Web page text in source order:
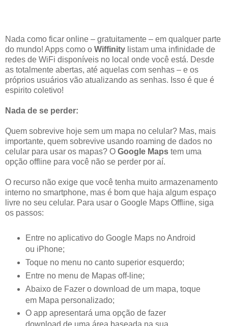
Nada como ficar online – gratuitamente – em qualquer parte
do mundo! Apps como o Wiffinity listam uma infinidade de
redes de WiFi disponíveis no local onde você está. Desde
as totalmente abertas, até aquelas com senhas – e os
próprios usuários vão atualizando as senhas. Isso é que é
espirito coletivo!
Nada de se perder:
Quem sobrevive hoje sem um mapa no celular? Mas, mais
importante, quem sobrevive usando roaming de dados no
celular para usar os mapas? O Google Maps tem uma
opção offline para você não se perder por aí.
O recurso não exige que você tenha muito armazenamento
interno no smartphone, mas é bom que haja algum espaço
livre no seu celular. Para usar o Google Maps Offline, siga
os passos:
Entre no aplicativo do Google Maps no Android
ou iPhone;
Toque no menu no canto superior esquerdo;
Entre no menu de Mapas off-line;
Abaixo de Fazer o download de um mapa, toque
em Mapa personalizado;
O app apresentará uma opção de fazer